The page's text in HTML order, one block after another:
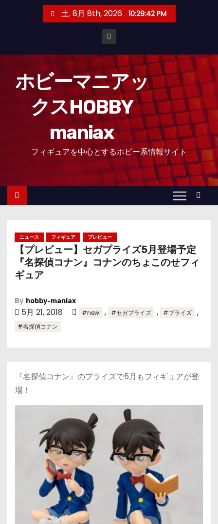
土. 8月 8th, 2026 10:29:43 PM
ホビーマニアッ
クスHOBBY
maniax
フィギュアを中心とするホビー系情報サイト
ニュース フィギュア プレビュー
【プレビュー】セガプライズ5月登場予定
『名探偵コナン』コナンのちょこのせフィ
ギュア
By hobby-maniax
5月 21, 2018 #new , #セガプライズ , #プライズ ,
#名探偵コナン
『名探偵コナン』のプライズで5月もフィギュアが登
場！